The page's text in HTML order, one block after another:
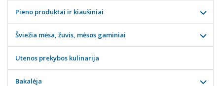
Pieno produktai ir kiaušiniai
Šviežia mėsa, žuvis, mėsos gaminiai
Utenos prekybos kulinarija
Bakalėja